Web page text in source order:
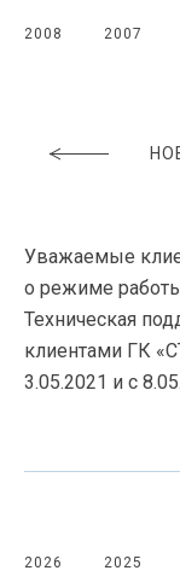
2008 2007
Уважаемые
о режиме
Техническая
клиентами ГК
3.05.2021 и с
2026 2025